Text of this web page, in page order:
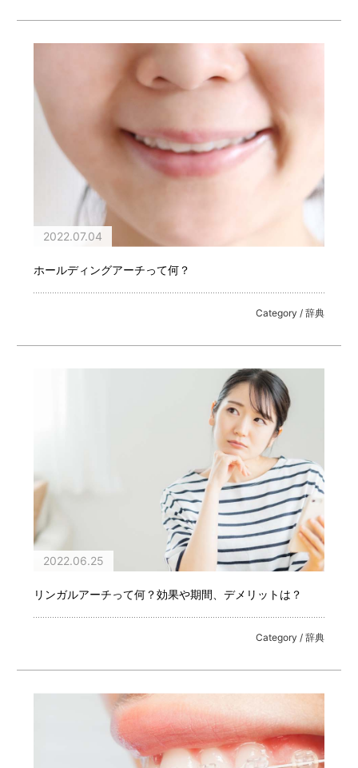
2022.07.04
ホールディングアーチって何？
Category / 辞典
2022.06.25
リンガルアーチって何？効果や期間、デメリットは？
Category / 辞典